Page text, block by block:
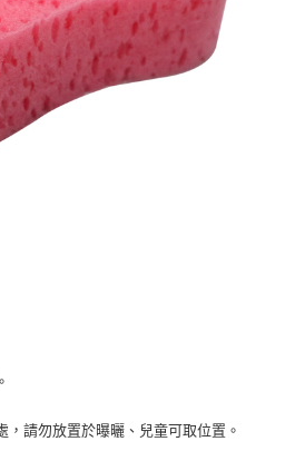
請勿放置於曝曬、兒童可取位置。